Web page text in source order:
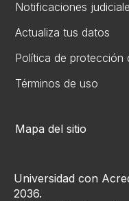
Notificaciones
Actualiza tus datos
Política de protección
Términos de uso
Mapa del sitio
Universidad con
2036.